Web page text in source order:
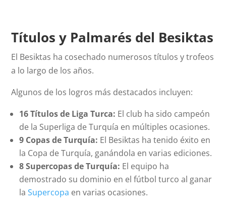
Títulos y Palmarés del Besiktas
El Besiktas ha cosechado numerosos títulos y trofeos
a lo largo de los años.
Algunos de los logros más destacados incluyen:
16 Títulos de Liga Turca: El club ha sido campeón
de la Superliga de Turquía en múltiples ocasiones.
9 Copas de Turquía: El Besiktas ha tenido éxito en
la Copa de Turquía, ganándola en varias ediciones.
8 Supercopas de Turquía: El equipo ha
demostrado su dominio en el fútbol turco al ganar
laSupercopa en varias ocasiones.